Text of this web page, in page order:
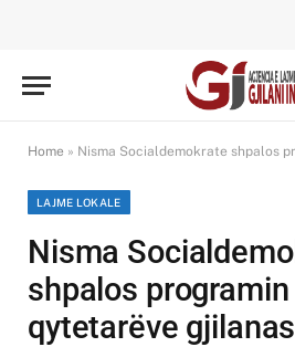
Home » Nisma Socialdemokrate shpalos
LAJME LOKALE
Nisma
shpalos
qytetarëve gjilanas